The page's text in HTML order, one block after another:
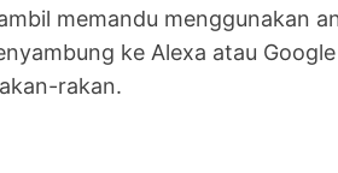
memandu menggunakan
ke Alexa atau Google
rakan.